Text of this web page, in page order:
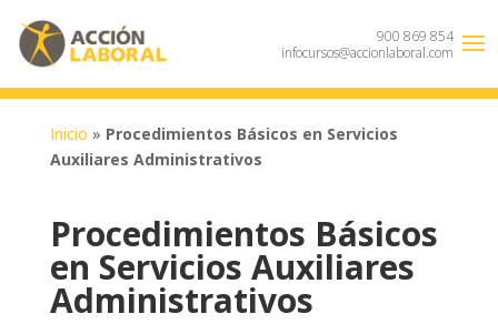
900 869 854
infocursos@accionlaboral.com
Inicio » Procedimientos Básicos en Servicios
Auxiliares Administrativos
Procedimientos Básicos
en Servicios Auxiliares
Administrativos